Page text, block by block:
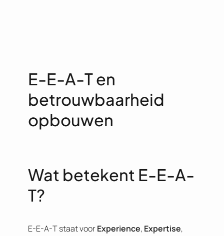
E-E-A-T en
betrouwbaarheid
opbouwen
Wat betekent E-E-A-
T?
E-E-A-T staat voorExperience, Expertise,